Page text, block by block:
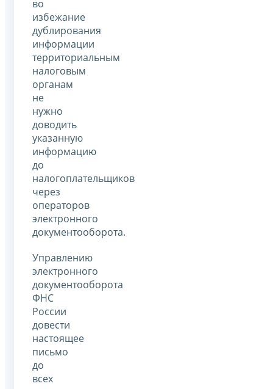
во
избежание
дублирования
информации
территориальным
налоговым
органам
не
нужно
доводить
указанную
информацию
до
налогоплательщиков
через
операторов
электронного
документооборота.
Управлению
электронного
документооборота
ФНС
России
довести
настоящее
письмо
до
всех